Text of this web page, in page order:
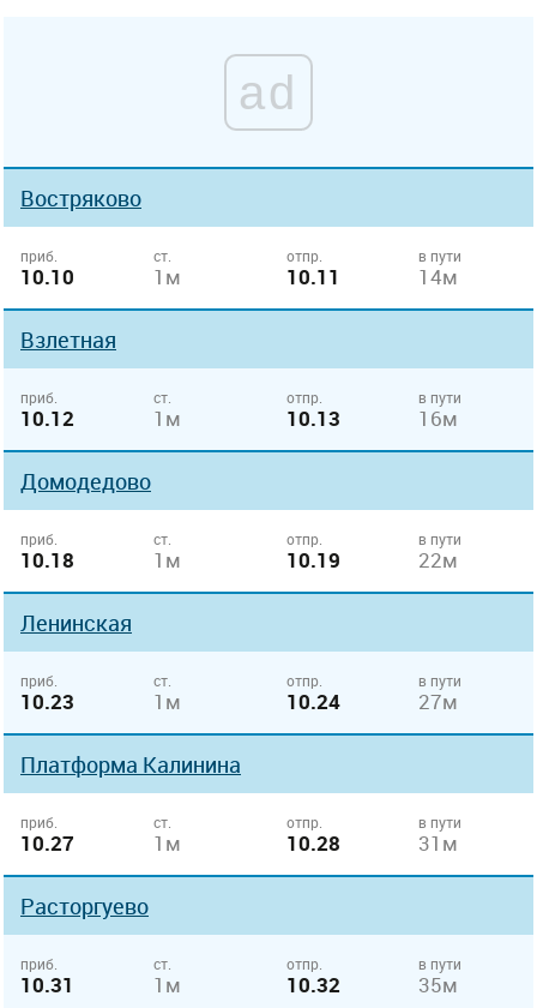
ad
Востряково
приб.
10.10
ст.
1м
отпр.
10.11
в пути
14м
Взлетная
приб.
10.12
ст.
1м
отпр.
10.13
в пути
16м
Домодедово
приб.
10.18
ст.
1м
отпр.
10.19
в пути
22м
Ленинская
приб.
10.23
ст.
1м
отпр.
10.24
в пути
27м
Платформа Калинина
приб.
10.27
ст.
1м
отпр.
10.28
в пути
31м
Расторгуево
приб.
10.31
ст.
1м
отпр.
10.32
в пути
35м